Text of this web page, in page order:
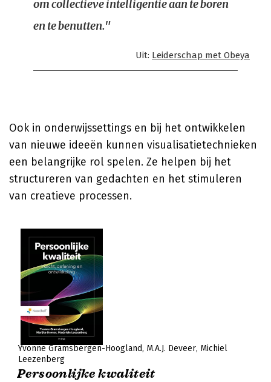
om collectieve intelligentie aan te boren
en te benutten."
Uit: Leiderschap met Obeya
Ook in onderwijssettings en bij het ontwikkelen
van nieuwe ideeën kunnen visualisatietechnieken
een belangrijke rol spelen. Ze helpen bij het
structureren van gedachten en het stimuleren
van creatieve processen.
Yvonne Gramsbergen-Hoogland M.A.J. Deveer Michiel
Leezenberg
Persoonlijke kwaliteit